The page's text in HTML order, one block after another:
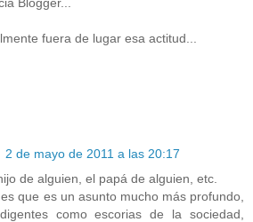
fuera de lugar esa actitud...
2 de mayo de 2011 a las 20:17
de alguien, el papá de alguien, etc.
que es un asunto mucho más profundo,
como escorias de la sociedad,